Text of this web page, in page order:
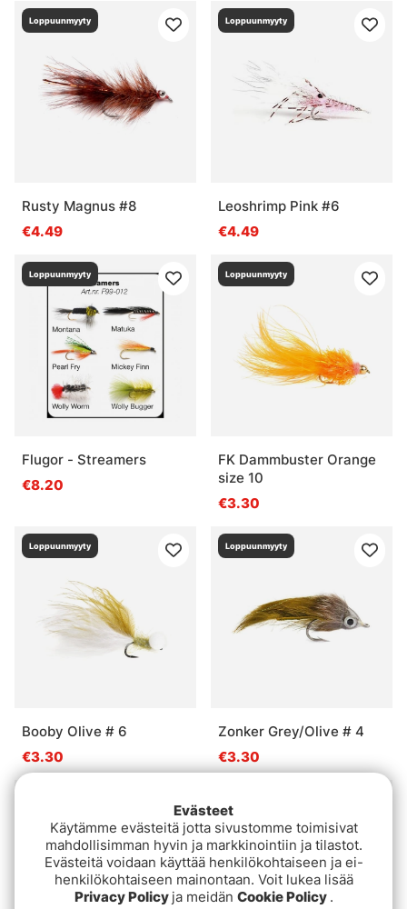
Loppuunmyyty
Rusty Magnus #8
€4.49
Loppuunmyyty
Leoshrimp Pink #6
€4.49
Loppuunmyyty
Flugor - Streamers
€8.20
Loppuunmyyty
FK Dammbuster Orange
size 10
€3.30
Loppuunmyyty
Booby Olive # 6
€3.30
Loppuunmyyty
Zonker Grey/Olive # 4
€3.30
Evästeet
Käytämme evästeitä jotta sivustomme toimisivat
mahdollisimman hyvin ja markkinointiin ja tilastot.
Evästeitä voidaan käyttää henkilökohtaiseen ja ei-
henkilökohtaiseen mainontaan. Voit lukea lisää
Privacy Policy ja meidän Cookie Policy .